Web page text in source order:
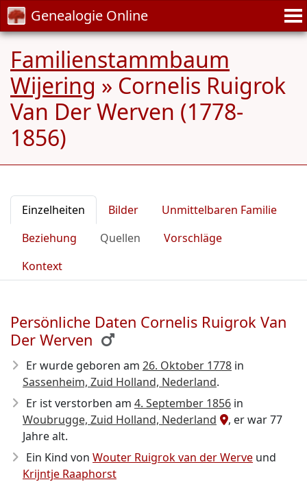
Genealogie Online
Familienstammbaum
Wijering » Cornelis Ruigrok
Van Der Werven (1778-
1856)
Einzelheiten Bilder
Unmittelbaren Familie
Beziehung
Quellen
Vorschläge
Kontext
Persönliche Daten Cornelis Ruigrok Van
Der Werven
Er wurde geboren am 26. Oktober 1778 in
Sassenheim, Zuid Holland, Nederland.
Er ist verstorben am 4. September 1856 in
Woubrugge, Zuid Holland, Nederland
, er war 77
Jahre alt.
Ein Kind von Wouter Ruigrok van der Werve und
Krijntje Raaphorst